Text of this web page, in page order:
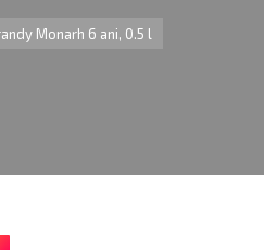
Monarh 6 ani, 0.5 l